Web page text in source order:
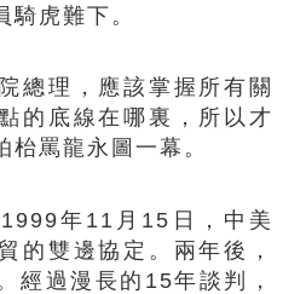
虎難下。
理，應該掌握所有關
的底線在哪裏，所以才
罵龍永圖一幕。
年11月15日，中美
的雙邊協定。兩年後，
經過漫長的15年談判，